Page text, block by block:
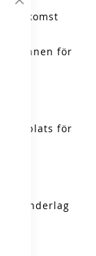
Stäng
åtkomst
för
plats för